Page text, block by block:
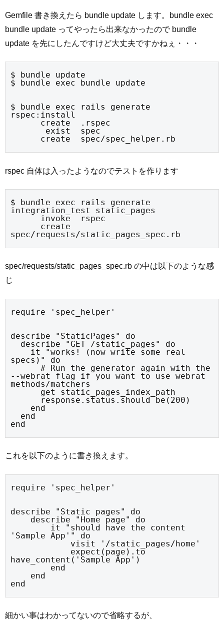
Gemfile 書き換えたら bundle update します。bundle exec
bundle update ってやったら出来なかったので bundle
update を先にしたんですけど大丈夫ですかねぇ・・・
$ bundle update
$ bundle exec bundle update
$ bundle exec rails generate
rspec:install
      create  spec/spec_helper.rb
rspec 自体は入ったようなのでテストを作ります
$ bundle exec rails generate
integration_test static_pages
spec/requests/static_pages_spec.rb
spec/requests/static_pages_spec.rb の中は以下のような感
じ
require 'spec_helper'
describe "StaticPages" do
specs)" do
--webrat flag if you want to use webrat
methods/matchers
end
これを以下のように書き換えます。
require 'spec_helper'
describe "Static pages" do
'Sample App'" do
have_content('Sample App')
        end
end
細かい事はわかってないので省略するが、